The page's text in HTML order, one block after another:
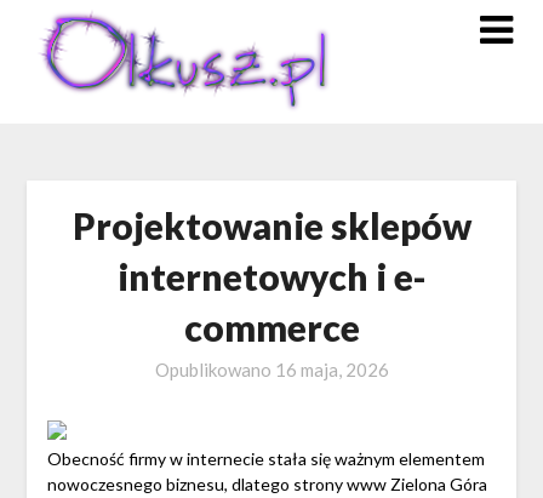
content
Projektowanie sklepów
internetowych i e-
commerce
Opublikowano 16 maja, 2026
Obecność firmy w internecie stała się ważnym elementem
nowoczesnego biznesu, dlatego strony www Zielona Góra